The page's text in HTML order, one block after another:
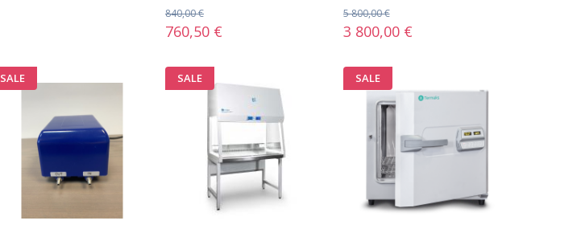
840,00 €
760,50 €
5 800,00 €
3 800,00 €
SALE SALE SALE